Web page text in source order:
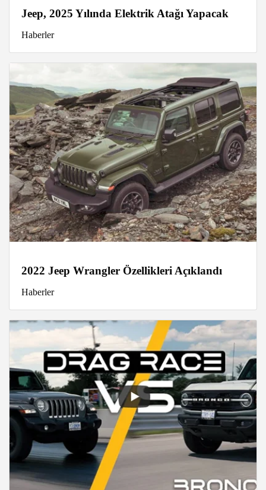
Jeep, 2025 Yılında Elektrik Atağı Yapacak
Haberler
2022 Jeep Wrangler Özellikleri Açıklandı
Haberler